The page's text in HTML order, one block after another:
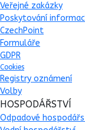
Veřejné zakázky
Poskytování
CzechPoint
Formuláře
GDPR
Cookies
Registry oznámení
Volby
HOSPODÁŘSTVÍ
Odpadové